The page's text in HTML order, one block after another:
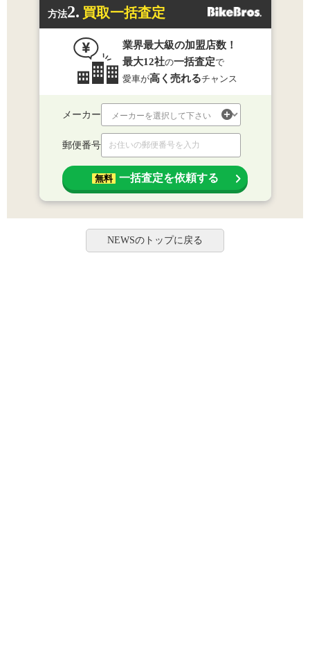
方法2. 買取一括査定
業界最大級の加盟店数！
最大12社の一括査定で
愛車が高く売れるチャンス
メーカー
郵便番号
無料 一括査定を依頼する
NEWSのトップに戻る